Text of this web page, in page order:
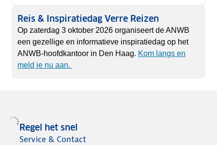
Reis & Inspiratiedag Verre Reizen
Op zaterdag 3 oktober 2026 organiseert de ANWB
een gezellige en informatieve inspiratiedag op het
ANWB-hoofdkantoor in Den Haag. Kom langs en
meld je nu aan.
Regel het snel
Service & Contact